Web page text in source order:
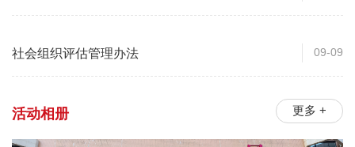
社会组织评估管理办法 09-09
活动相册 更多 +